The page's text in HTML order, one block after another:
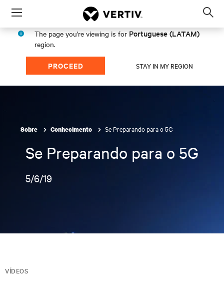
Menu
The page you're viewing is for Portuguese (LATAM)
region.
PROCEED STAY IN MY REGION
Sobre Conhecimento Se Preparando para o 5G
Se Preparando para o 5G
5/6/19
VÍDEOS